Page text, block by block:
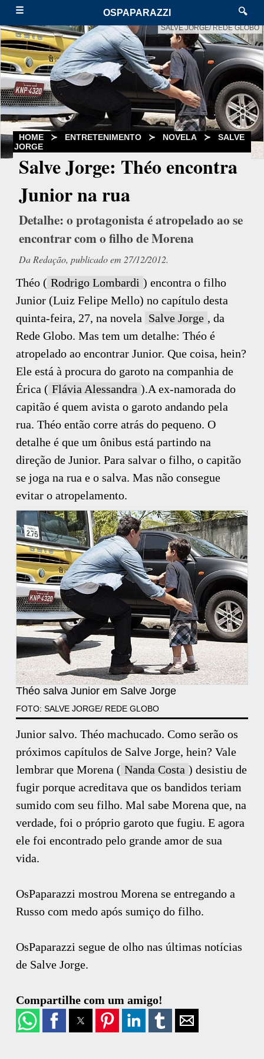
☰ OSPAPARAZZI 🔍
SALVE JORGE/ REDE GLOBO
HOME ≻ ENTRETENIMENTO ≻ NOVELA ≻
SALVE
JORGE
Salve Jorge: Théo encontra
Junior na rua
Detalhe: o protagonista é atropelado ao se
encontrar com o filho de Morena
Da Redação, publicado em 27/12/2012.
Théo ( Rodrigo Lombardi ) encontra o filho
Junior (Luiz Felipe Mello) no capítulo desta
quinta-feira, 27, na novela Salve Jorge , da
Rede Globo. Mas tem um detalhe: Théo é
atropelado ao encontrar Junior. Que coisa, hein?
Ele está à procura do garoto na companhia de
Érica ( Flávia Alessandra ).A ex-namorada do
capitão é quem avista o garoto andando pela
rua. Théo então corre atrás do pequeno. O
detalhe é que um ônibus está partindo na
direção de Junior. Para salvar o filho, o capitão
se joga na rua e o salva. Mas não consegue
evitar o atropelamento.
Théo salva Junior em Salve Jorge
FOTO: SALVE JORGE/ REDE GLOBO
Junior salvo. Théo machucado. Como serão os
próximos capítulos de Salve Jorge, hein? Vale
lembrar que Morena ( Nanda Costa ) desistiu de
fugir porque acreditava que os bandidos teriam
sumido com seu filho. Mal sabe Morena que, na
verdade, foi o próprio garoto que fugiu. E agora
ele foi encontrado pelo grande amor de sua
vida.
OsPaparazzi mostrou Morena se entregando a
Russo com medo após sumiço do filho.
OsPaparazzi segue de olho nas últimas notícias
de Salve Jorge.
Compartilhe com um amigo!